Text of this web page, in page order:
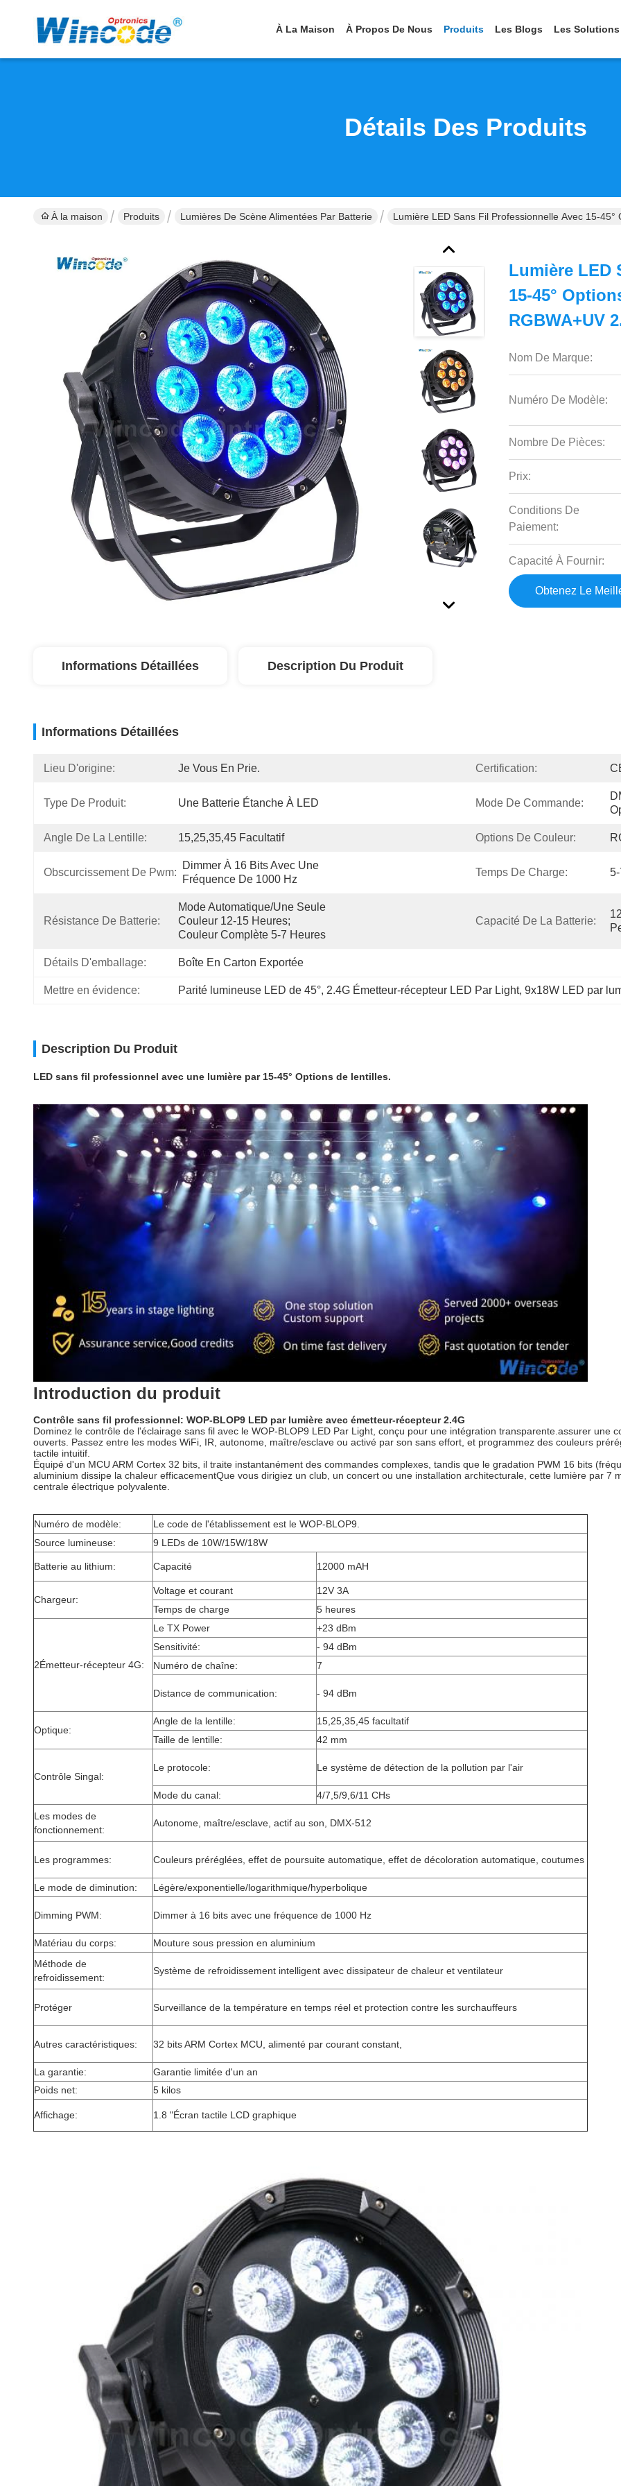
À La Maison À Propos De Nous Produits Les Blogs Les Solutions
Détails Des Produits
À la maison Produits Lumières De Scène Alimentées Par Batterie Lumière LED Sans Fil Professionnelle Avec 15-
Lumière LED
15-45°
RGBWA+UV
Nom De Marque:
Numéro De Modèle:
Nombre De Pièces:
Prix:
Conditions De
Paiement:
Capacité À Fournir:
Obtenez Le
Informations Détaillées Description Du Produit
Informations Détaillées
Lieu D'origine: Je Vous En Prie. Certification:
Type De Produit: Une Batterie Étanche À LED Mode De Commande:
Angle De La Lentille: 15,25,35,45 Facultatif Options De Couleur:
Obscurcissement De Pwm:
Dimmer À 16 Bits Avec Une
Fréquence De 1000 Hz
Temps De Charge:
Résistance De Batterie:
Mode Automatique/une Seule
Couleur 12-15 Heures;
Couleur Complète 5-7 Heures
Capacité De La Batterie:
Détails D'emballage: Boîte En Carton Exportée
Mettre en évidence: Parité lumineuse LED de 45°, 2.4G Émetteur-récepteur LED Par Light, 9x18W LED par
Description Du Produit
LED sans fil professionnel avec une lumière par 15-45° Options de lentilles.
Introduction du produit
Contrôle sans fil professionnel: WOP-BLOP9 LED par lumière avec émetteur-récepteur 2.4G
Dominez le contrôle de l'éclairage sans fil avec le WOP-BLOP9 LED Par Light, conçu pour une intégration transparente.assurer une
ouverts. Passez entre les modes WiFi, IR, autonome, maître/esclave ou activé par son sans effort, et programmez des couleurs
tactile intuitif.
Équipé d'un MCU ARM Cortex 32 bits, il traite instantanément des commandes complexes, tandis que le gradation PWM 16 bits
aluminium dissipe la chaleur efficacementQue vous dirigiez un club, un concert ou une installation architecturale, cette lumière par 7
centrale électrique polyvalente.
Numéro de modèle:
Le code de l'établissement est le WOP-BLOP9.
Source lumineuse:
9 LEDs de 10W/15W/18W
Batterie au lithium: Capacité 12000 mAH
Chargeur:
Voltage et courant
12V 3A
Temps de charge
5 heures
2Émetteur-récepteur 4G:
Le TX Power
+23 dBm
Sensitivité:
- 94 dBm
Numéro de chaîne:
7
Distance de communication: - 94 dBm
Optique:
Angle de la lentille:
15,25,35,45 facultatif
Taille de lentille:
42 mm
Contrôle Singal:
Le protocole: Le système de détection de la pollution par l'air
Mode du canal:
4/7,5/9,6/11 CHs
Les modes de
fonctionnement:
Autonome, maître/esclave, actif au son, DMX-512
Les programmes: Couleurs préréglées, effet de poursuite automatique, effet de décoloration automatique, coutumes
Le mode de diminution: Légère/exponentielle/logarithmique/hyperbolique
Dimming PWM: Dimmer à 16 bits avec une fréquence de 1000 Hz
Matériau du corps:
Mouture sous pression en aluminium
Méthode de
refroidissement:
Système de refroidissement intelligent avec dissipateur de chaleur et ventilateur
Protéger Surveillance de la température en temps réel et protection contre les surchauffeurs
Autres caractéristiques: 32 bits ARM Cortex MCU, alimenté par courant constant,
La garantie:
Garantie limitée d'un an
Poids net:
5 kilos
Affichage: 1.8 "Écran tactile LCD graphique